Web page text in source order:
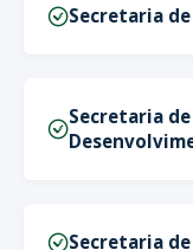
Secretaria
Secretaria
Secretaria